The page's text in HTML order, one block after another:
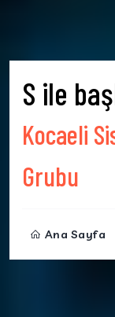
S ile
Kocaeli
Grubu
Ana Sayfa